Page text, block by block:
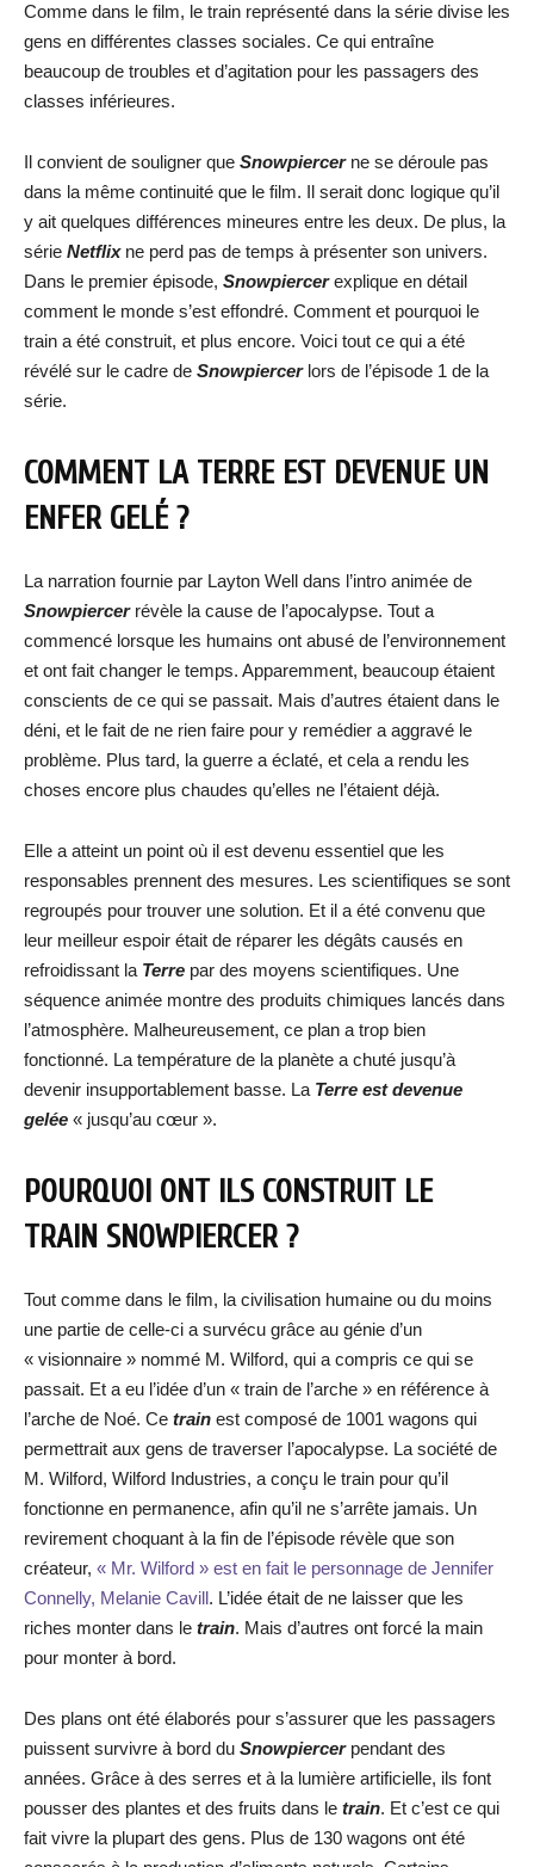
Comme dans le film, le train représenté dans la série divise les
gens en différentes classes sociales. Ce qui entraîne
beaucoup de troubles et d’agitation pour les passagers des
classes inférieures.
Il convient de souligner que Snowpiercer ne se déroule pas
dans la même continuité que le film. Il serait donc logique qu’il
y ait quelques différences mineures entre les deux. De plus, la
série Netflixne perd pas de temps à présenter son univers.
Dans le premier épisode, Snowpiercerexplique en détail
comment le monde s’est effondré. Comment et pourquoi le
train a été construit, et plus encore. Voici tout ce qui a été
révélé sur le cadre de Snowpiercerlors de l’épisode 1 de la
série.
COMMENT LA TERRE EST DEVENUE UN
ENFER GELÉ ?
La narration fournie par Layton Well dans l’intro animée de
Snowpiercer révèle la cause de l’apocalypse. Tout a
commencé lorsque les humains ont abusé de l’environnement
et ont fait changer le temps. Apparemment, beaucoup étaient
conscients de ce qui se passait. Mais d’autres étaient dans le
déni, et le fait de ne rien faire pour y remédier a aggravé le
problème. Plus tard, la guerre a éclaté, et cela a rendu les
choses encore plus chaudes qu’elles ne l’étaient déjà.
Elle a atteint un point où il est devenu essentiel que les
responsables prennent des mesures. Les scientifiques se sont
regroupés pour trouver une solution. Et il a été convenu que
leur meilleur espoir était de réparer les dégâts causés en
refroidissant la Terre par des moyens scientifiques. Une
séquence animée montre des produits chimiques lancés dans
l’atmosphère. Malheureusement, ce plan a trop bien
fonctionné. La température de la planète a chuté jusqu’à
devenir insupportablement basse. La Terre est devenue
gelée « jusqu’au cœur ».
POURQUOI ONT ILS CONSTRUIT LE
TRAIN SNOWPIERCER ?
Tout comme dans le film, la civilisation humaine ou du moins
une partie de celle-ci a survécu grâce au génie d’un
« visionnaire » nommé M. Wilford, qui a compris ce qui se
passait. Et a eu l’idée d’un « train de l’arche » en référence à
l’arche de Noé. Ce train est composé de 1001 wagons qui
permettrait aux gens de traverser l’apocalypse. La société de
M. Wilford, Wilford Industries, a conçu le train pour qu’il
fonctionne en permanence, afin qu’il ne s’arrête jamais. Un
revirement choquant à la fin de l’épisode révèle que son
créateur, « Mr. Wilford » est en fait le personnage de Jennifer
Connelly, Melanie Cavill. L’idée était de ne laisser que les
riches monter dans le train. Mais d’autres ont forcé la main
pour monter à bord.
Des plans ont été élaborés pour s’assurer que les passagers
puissent survivre à bord du Snowpiercerpendant des
années. Grâce à des serres et à la lumière artificielle, ils font
pousser des plantes et des fruits dans le train. Et c’est ce qui
fait vivre la plupart des gens. Plus de 130 wagons ont été